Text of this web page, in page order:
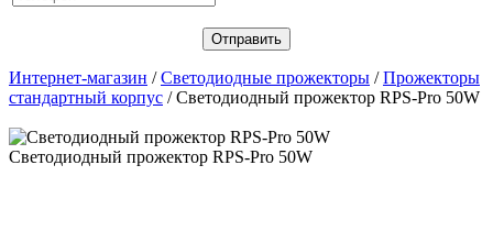
Интернет-магазин /Светодиодные прожекторы /Прожекторы
стандартный корпус / Светодиодный прожектор RPS-Pro 50W
Светодиодный прожектор RPS-Pro 50W